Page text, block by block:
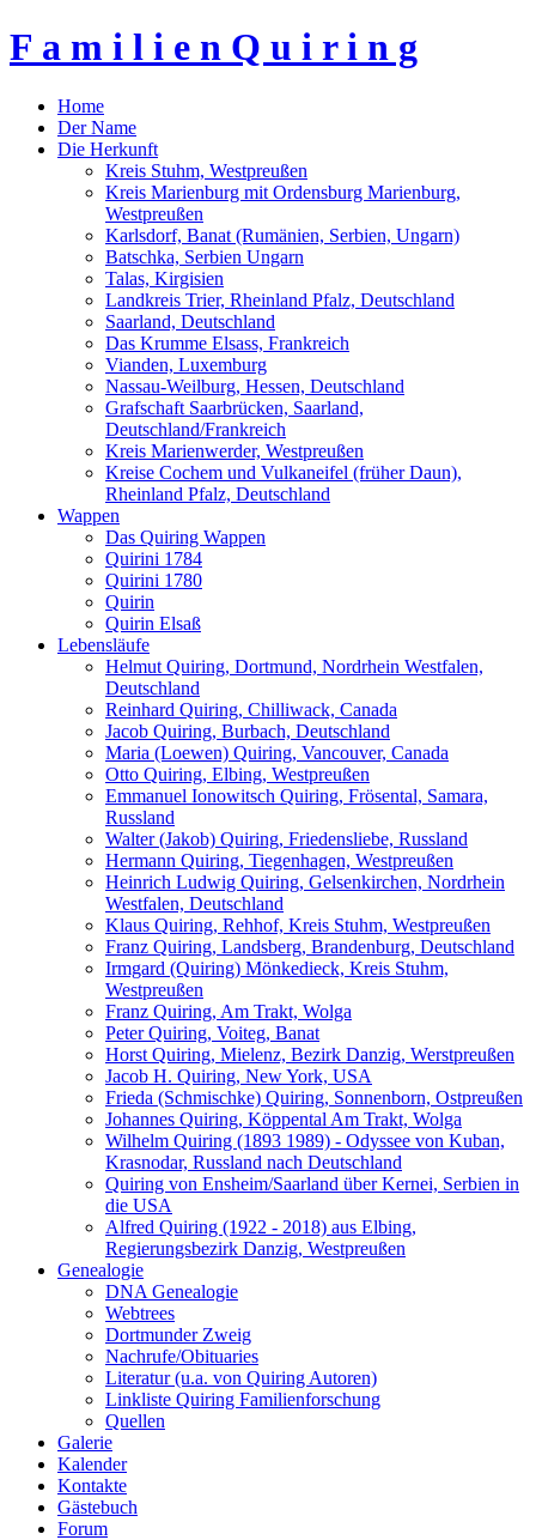
F a m i l i e n Q u i r i n g
Home
Der Name
Die Herkunft
Kreis Stuhm, Westpreußen
Kreis Marienburg mit Ordensburg Marienburg,
Westpreußen
Karlsdorf, Banat (Rumänien, Serbien, Ungarn)
Batschka, Serbien Ungarn
Talas, Kirgisien
Landkreis Trier, Rheinland Pfalz, Deutschland
Saarland, Deutschland
Das Krumme Elsass, Frankreich
Vianden, Luxemburg
Nassau-Weilburg, Hessen, Deutschland
Grafschaft Saarbrücken, Saarland,
Deutschland/Frankreich
Kreis Marienwerder, Westpreußen
Kreise Cochem und Vulkaneifel (früher Daun),
Rheinland Pfalz, Deutschland
Wappen
Das Quiring Wappen
Quirini 1784
Quirini 1780
Quirin
Quirin Elsaß
Lebensläufe
Helmut Quiring, Dortmund, Nordrhein Westfalen,
Deutschland
Reinhard Quiring, Chilliwack, Canada
Jacob Quiring, Burbach, Deutschland
Maria (Loewen) Quiring, Vancouver, Canada
Otto Quiring, Elbing, Westpreußen
Emmanuel Ionowitsch Quiring, Frösental, Samara,
Russland
Walter (Jakob) Quiring, Friedensliebe, Russland
Hermann Quiring, Tiegenhagen, Westpreußen
Heinrich Ludwig Quiring, Gelsenkirchen, Nordrhein
Westfalen, Deutschland
Klaus Quiring, Rehhof, Kreis Stuhm, Westpreußen
Franz Quiring, Landsberg, Brandenburg, Deutschland
Irmgard (Quiring) Mönkedieck, Kreis Stuhm,
Westpreußen
Franz Quiring, Am Trakt, Wolga
Peter Quiring, Voiteg, Banat
Horst Quiring, Mielenz, Bezirk Danzig, Werstpreußen
Jacob H. Quiring, New York, USA
Frieda (Schmischke) Quiring, Sonnenborn, Ostpreußen
Johannes Quiring, Köppental Am Trakt, Wolga
Wilhelm Quiring (1893 1989) - Odyssee von Kuban,
Krasnodar, Russland nach Deutschland
Quiring von Ensheim/Saarland über Kernei, Serbien in
die USA
Alfred Quiring (1922 - 2018) aus Elbing,
Regierungsbezirk Danzig, Westpreußen
Genealogie
DNA Genealogie
Webtrees
Dortmunder Zweig
Nachrufe/Obituaries
Literatur (u.a. von Quiring Autoren)
Linkliste Quiring Familienforschung
Quellen
Galerie
Kalender
Kontakte
Gästebuch
Forum